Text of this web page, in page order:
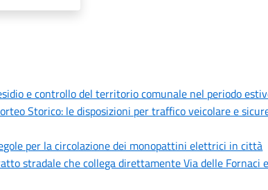
e controllo del territorio comunale nel periodo
Storico: le disposizioni per traffico veicolare e
per la circolazione dei monopattini elettrici in città
stradale che collega direttamente Via delle Fornaci